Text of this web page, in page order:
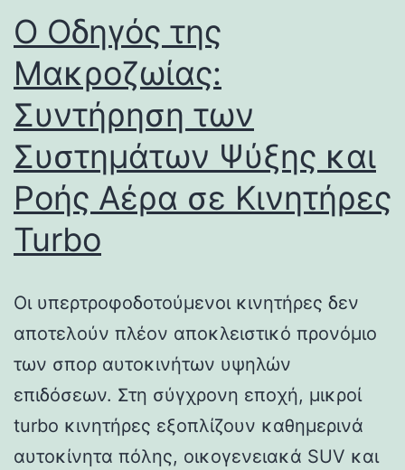
Ο Οδηγός της
Μακροζωίας:
Συντήρηση των
Συστημάτων Ψύξης και
Ροής Αέρα σε Κινητήρες
Turbo
Οι υπερτροφοδοτούμενοι κινητήρες δεν
αποτελούν πλέον αποκλειστικό προνόμιο
των σπορ αυτοκινήτων υψηλών
επιδόσεων. Στη σύγχρονη εποχή, μικροί
turbo κινητήρες εξοπλίζουν καθημερινά
αυτοκίνητα πόλης, οικογενειακά SUV και